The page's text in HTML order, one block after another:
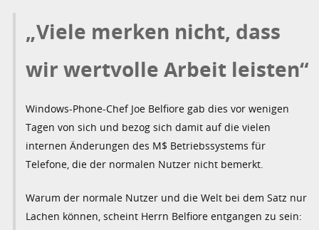
„Viele merken nicht, dass
wir wertvolle Arbeit leisten“
Windows-Phone-Chef Joe Belfiore gab dies vor wenigen
Tagen von sich und bezog sich damit auf die vielen
internen Änderungen des M$ Betriebssystems für
Telefone, die der normalen Nutzer nicht bemerkt.
Warum der normale Nutzer und die Welt bei dem Satz nur
Lachen können, scheint Herrn Belfiore entgangen zu sein: